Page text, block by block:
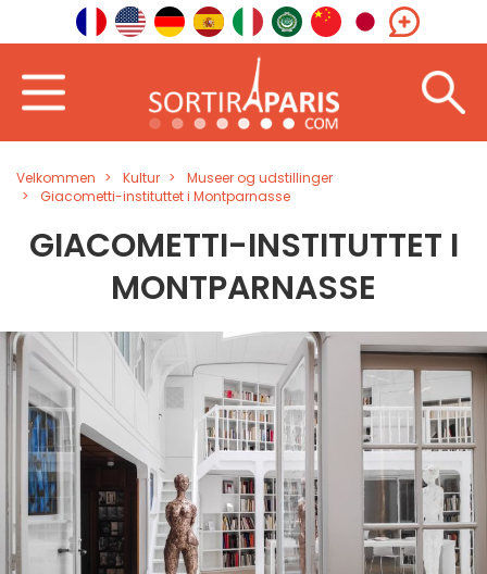
Velkommen Kultur
Museer og udstillinger
Giacometti-instituttet i Montparnasse
GIACOMETTI-INSTITUTTET I
MONTPARNASSE